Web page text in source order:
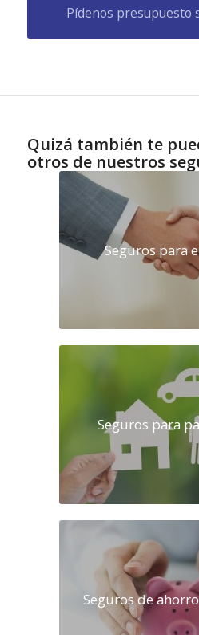
Pídenos presupuesto
Quizá también te
otros de nuestros
Seguros para
Seguros para
Seguros de